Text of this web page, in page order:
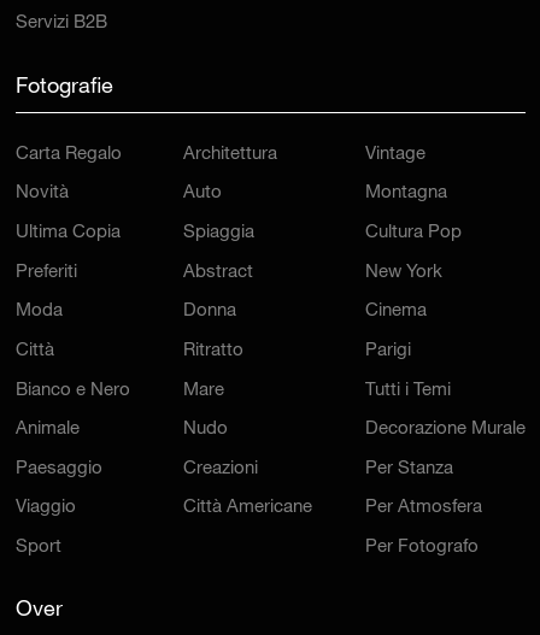
Servizi B2B
Fotografie
Carta Regalo
Novità
Ultima Copia
Preferiti
Moda
Città
Bianco e Nero
Animale
Paesaggio
Viaggio
Sport
Architettura
Auto
Spiaggia
Abstract
Donna
Ritratto
Mare
Nudo
Creazioni
Città Americane
Vintage
Montagna
Cultura Pop
New York
Cinema
Parigi
Tutti i Temi
Decorazione Murale
Per Stanza
Per Atmosfera
Per Fotografo
Over